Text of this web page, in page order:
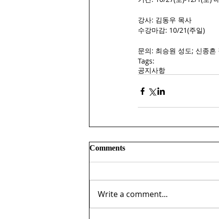
강사: 김동우 목사
수강마감: 10/21(주일)
문의: 최승원 성도; 신종흔
Tags:
공지사항
Comments
Write a comment...